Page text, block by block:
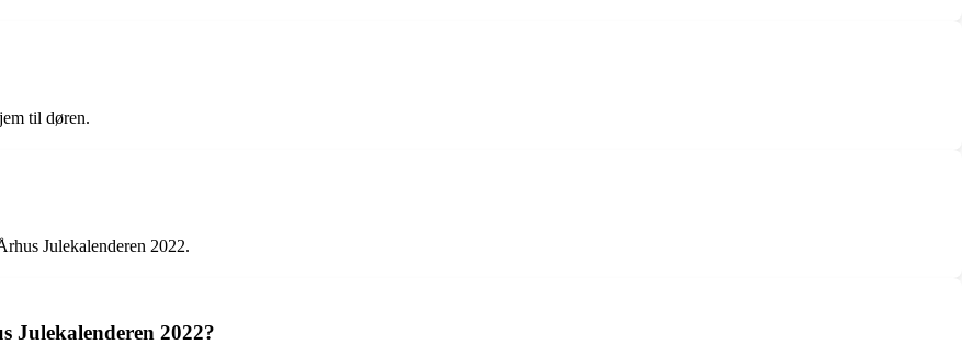
til døren.
Julekalenderen 2022.
Julekalenderen 2022?